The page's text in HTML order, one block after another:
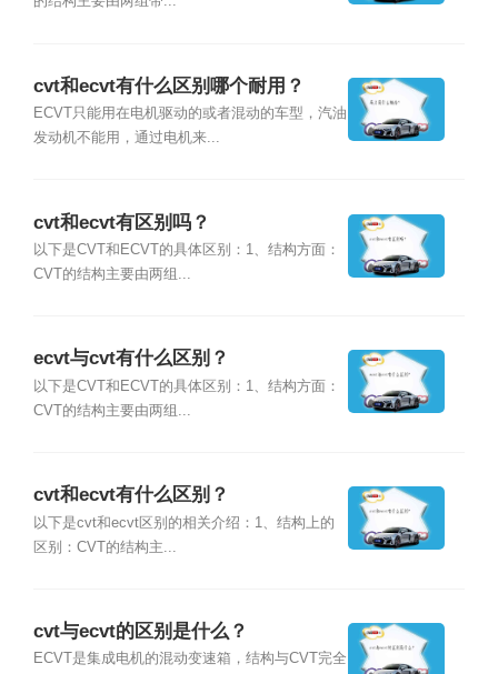
cvt和ecvt有什么区别哪个耐用？
ECVT只能用在电机驱动的或者混动的车型，汽油
发动机不能用，通过电机来...
cvt和ecvt有区别吗？
以下是CVT和ECVT的具体区别：1、结构方面：
CVT的结构主要由两组...
ecvt与cvt有什么区别？
以下是CVT和ECVT的具体区别：1、结构方面：
CVT的结构主要由两组...
cvt和ecvt有什么区别？
以下是cvt和ecvt区别的相关介绍：1、结构上的
区别：CVT的结构主...
cvt与ecvt的区别是什么？
ECVT是集成电机的混动变速箱，结构与CVT完全